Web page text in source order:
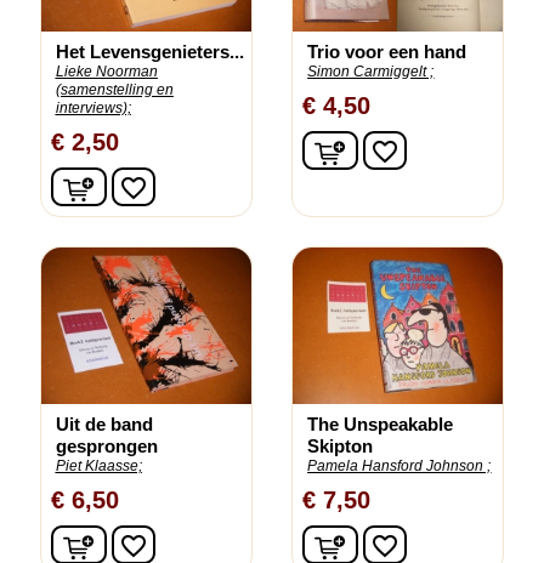
Het Levensgenieters...
Lieke Noorman
(samenstelling en
interviews);
€ 2,50
In winkelwagen
favorite_border
Trio voor een hand
Simon Carmiggelt ;
€ 4,50
In winkelwagen
favorite_border
Uit de band
gesprongen
Piet Klaasse;
€ 6,50
In winkelwagen
favorite_border
The Unspeakable
Skipton
Pamela Hansford Johnson ;
€ 7,50
In winkelwagen
favorite_border